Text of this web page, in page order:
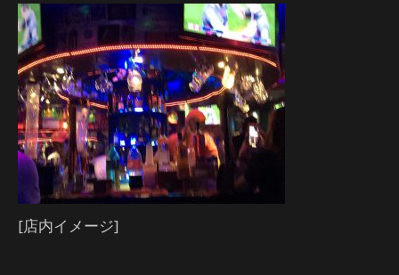
[店内イメージ]